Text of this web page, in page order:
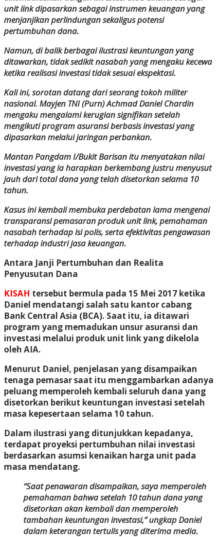
unit link dipasarkan sebagai instrumen keuangan yang
menjanjikan perlindungan sekaligus potensi
pertumbuhan dana.
Namun, di balik berbagai ilustrasi keuntungan yang
ditawarkan, tidak sedikit nasabah yang mengaku kecewa
ketika realisasi investasi tidak sesuai ekspektasi.
Kali ini, sorotan datang dari seorang tokoh militer
nasional. Mayjen TNI (Purn) Achmad Daniel Chardin
mengaku mengalami kerugian signifikan setelah
mengikuti program asuransi berbasis investasi yang
dipasarkan melalui jaringan perbankan.
Mantan Pangdam I/Bukit Barisan itu menyatakan nilai
investasi yang ia harapkan berkembang justru menyusut
jauh dari total dana yang telah disetorkan selama 10
tahun.
Kasus ini kembali membuka perdebatan lama mengenai
transparansi pemasaran produk unit link, pemahaman
nasabah terhadap isi polis, serta efektivitas pengawasan
terhadap industri jasa keuangan.
Antara Janji Pertumbuhan dan Realita
Penyusutan Dana
KISAH tersebut bermula pada 15 Mei 2017 ketika
Daniel mendatangi salah satu kantor cabang
Bank Central Asia (BCA). Saat itu, ia ditawari
program yang memadukan unsur asuransi dan
investasi melalui produk unit link yang dikelola
oleh AIA.
Menurut Daniel, penjelasan yang disampaikan
tenaga pemasar saat itu menggambarkan adanya
peluang memperoleh kembali seluruh dana yang
disetorkan berikut keuntungan investasi setelah
masa kepesertaan selama 10 tahun.
Dalam ilustrasi yang ditunjukkan kepadanya,
terdapat proyeksi pertumbuhan nilai investasi
berdasarkan asumsi kenaikan harga unit pada
masa mendatang.
“Saat penawaran disampaikan, saya memperoleh
pemahaman bahwa setelah 10 tahun dana yang
disetorkan akan kembali dan memperoleh
tambahan keuntungan investasi,” ungkap Daniel
dalam keterangan tertulis yang diterima media.